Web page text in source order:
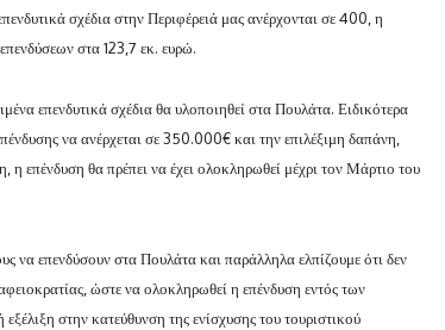
σχέδια στην Περιφέρειά μας ανέρχονται σε 400, η
στα 123,7 εκ. ευρώ.
επενδυτικά σχέδια θα υλοποιηθεί στα Πουλάτα. Ειδικότερα
να ανέρχεται σε 350.000€ και την επιλέξιμη δαπάνη,
επένδυση θα πρέπει να έχει ολοκληρωθεί μέχρι τον Μάρτιο του
να επενδύσουν στα Πουλάτα και παράλληλα ελπίζουμε ότι δεν
ώστε να ολοκληρωθεί η επένδυση εντός των
στην κατεύθυνση της ενίσχυσης του τουριστικού